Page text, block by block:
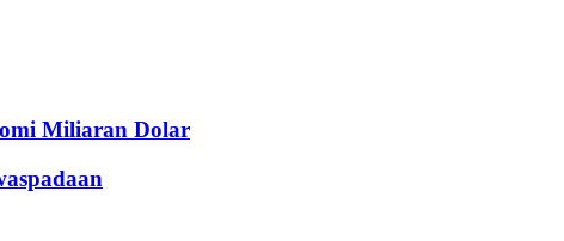
Miliaran Dolar